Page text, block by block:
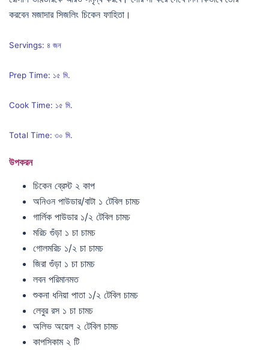
করবেন মজাদার সিজলিং চিকেন ফাহিতা।
Servings: ৪ জন
Prep Time: ১৫ মি.
Cook Time: ১৫ মি.
Total Time: ৩০ মি.
উপকরন
চিকেন ব্রেস্ট ২ কাপ
অনিওন পাউডার/বাটা ১ টেবিল চামচ
গার্লিক পাউডার ১/২ টেবিল চামচ
মরিচ গুঁড়া ১ চা চামচ
গোলমরিচ ১/২ চা চামচ
জিরা গুঁড়া ১ চা চামচ
লবন পরিমানমত
শুকনা ধনিয়া পাতা ১/২ টেবিল চামচ
লেবুর রস ১ চা চামচ
অলিভ অয়েল ২ টেবিল চামচ
কাপসিকাম ২ টি